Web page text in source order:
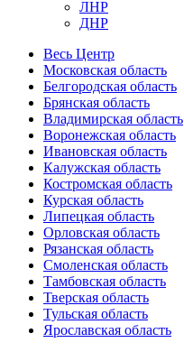
ЛНР
ДНР
Весь Центр
Московская область
Белгородская область
Брянская область
Владимирская область
Воронежская область
Ивановская область
Калужская область
Костромская область
Курская область
Липецкая область
Орловская область
Рязанская область
Смоленская область
Тамбовская область
Тверская область
Тульская область
Ярославская область